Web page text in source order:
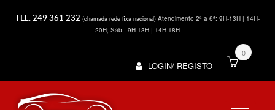
TEL. 249 361 232 (chamada rede fixa nacional) Atendimento 2ª a 6ª: 9H-13H | 14H-
20H; Sáb.: 9H-13H | 14H-18H
LOGIN/ REGISTO
0